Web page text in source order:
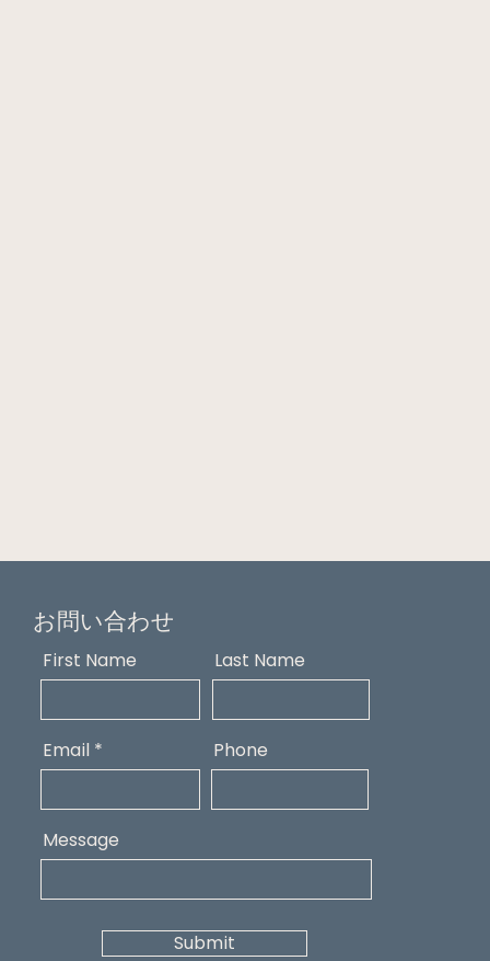
お問い合わせ
First Name Last Name
Email Phone
Message
Submit